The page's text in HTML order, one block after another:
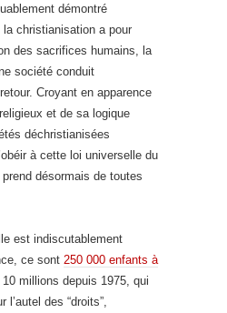
démontré
la christianisation a pour
des sacrifices humains, la
société conduit
Croyant en apparence
et de sa logique
déchristianisées
à cette loi universelle du
désormais de toutes
est indiscutablement
ce sont 250 000 enfants à
millions depuis 1975, qui
des “droits”,